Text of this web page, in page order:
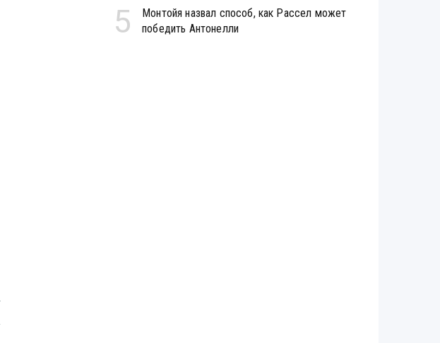
5
Монтойя назвал способ, как Рассел может
победить Антонелли